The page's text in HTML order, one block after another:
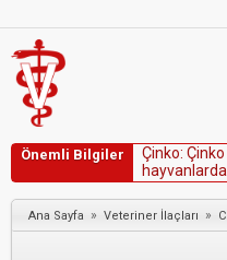
Önemli Bilgiler Çinko: Çinko
hayvan arda
Ana Sayfa » Veteriner İlaçları » C